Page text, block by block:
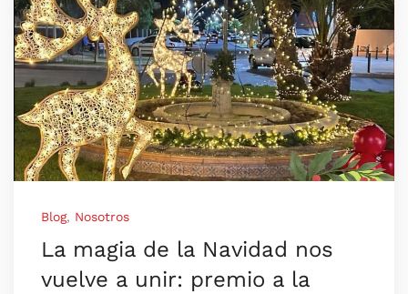
Blog, Nosotros
La magia de la Navidad nos
vuelve a unir: premio a la